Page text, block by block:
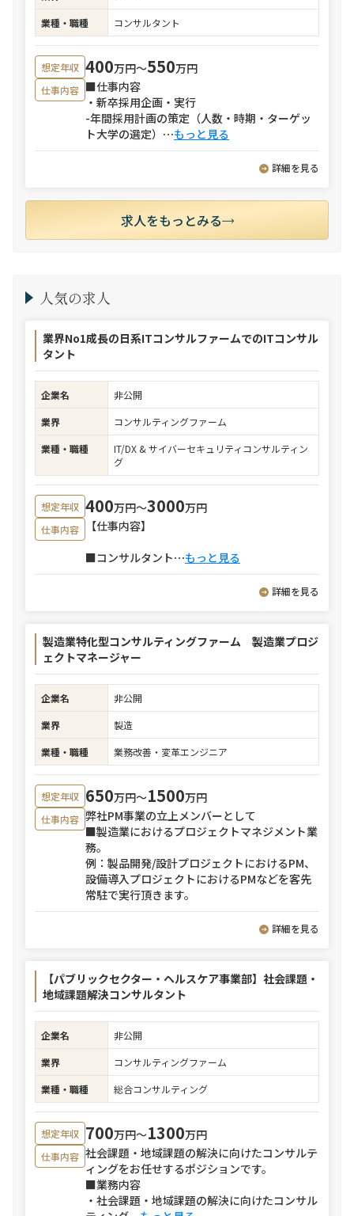
業種・職種
コンサルタント
想定年収 400万円〜550万円
仕事内容 ■仕事内容
・新卒採用企画・実行
-年間採用計画の策定（人数・時期・ターゲッ
ト大学の選定） ⋯もっと見る
詳細を見る
求人をもっとみる
人気の求人
業界No1成長の日系ITコンサルファームでのITコンサル
タント
企業名
非公開
業界
コンサルティングファーム
業種・職種
IT/DX & サイバーセキュリティコンサルティン
グ
想定年収 400万円〜3000万円
仕事内容
【仕事内容】
■コンサルタント⋯もっと見る
詳細を見る
製造業特化型コンサルティングファーム 製造業プロジ
ェクトマネージャー
企業名
非公開
業界
製造
業種・職種
業務改善・変革エンジニア
想定年収 650万円〜1500万円
仕事内容 弊社PM事業の立上メンバーとして
■製造業におけるプロジェクトマネジメント業
務。
例：製品開発/設計プロジェクトにおけるPM、
設備導入プロジェクトにおけるPMなどを客先
常駐で実行頂きます。
詳細を見る
【パブリックセクター・ヘルスケア事業部】社会課題・
地域課題解決コンサルタント
企業名
非公開
業界
コンサルティングファーム
業種・職種
総合コンサルティング
想定年収 700万円〜1300万円
仕事内容 社会課題・地域課題の解決に向けたコンサルテ
ィングをお任せするポジションです。
■業務内容
・社会課題・地域課題の解決に向けたコンサル